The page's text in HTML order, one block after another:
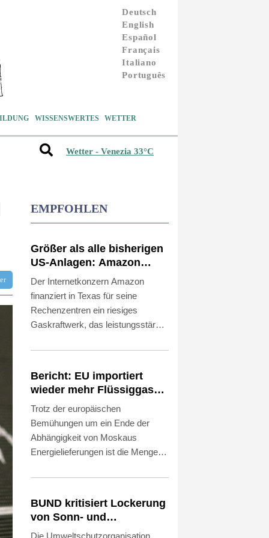
Deutsch
English
Español
Français
Italiano
Português
WISSENSWERTES WETTER
Wetter - Venezia 33°C
EMPFOHLEN
Größer als alle bisherigen
US-Anlagen: Amazon
finanziert für
Rechenzentren riesiges
Der Internetkonzern Amazon
finanziert in Texas für seine
Rechenzentren ein riesiges
Gaskraftwerk, das leistungsstärker
USA werden soll. Das
entsprechende Berichte. Es ist das
jüngste Beispiel dafür, wie die
großen Technologiekonzerne im
Wettlauf um Künstliche Intelligenz
versuchen, sich vom öffentlichen
Stromnetz unabhängig zu machen
Bericht: EU importiert
wieder mehr Flüssiggas
aus Russland
Trotz der europäischen
Bemühungen um ein Ende der
Abhängigkeit von Moskaus
Energielieferungen ist die Menge
importiertem Flüssiggas (LNG)
gestiegen. Die EU-Staaten hätten
im Juni 14 Prozent mehr LNG aus
BUND kritisiert Lockerung
von Sonn- und
Feiertagsfahrverbot für
Die Umweltschutzorganisation